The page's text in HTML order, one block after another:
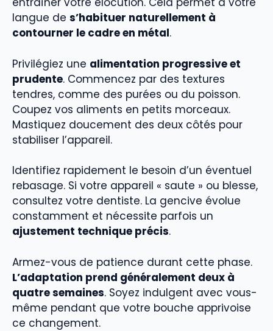
langue de s’habituer naturellement à
contourner le cadre en métal.
Privilégiez une alimentation progressive et
prudente. Commencez par des textures
tendres, comme des purées ou du poisson.
Coupez vos aliments en petits morceaux.
Mastiquez doucement des deux côtés pour
stabiliser l’appareil.
Identifiez rapidement le besoin d’un éventuel
rebasage. Si votre appareil « saute » ou blesse,
consultez votre dentiste. La gencive évolue
constamment et nécessite parfois un
ajustement technique précis.
Armez-vous de patience durant cette phase.
L’adaptation prend généralement deux à
quatre semaines. Soyez indulgent avec vous-
même pendant que votre bouche apprivoise
ce changement.